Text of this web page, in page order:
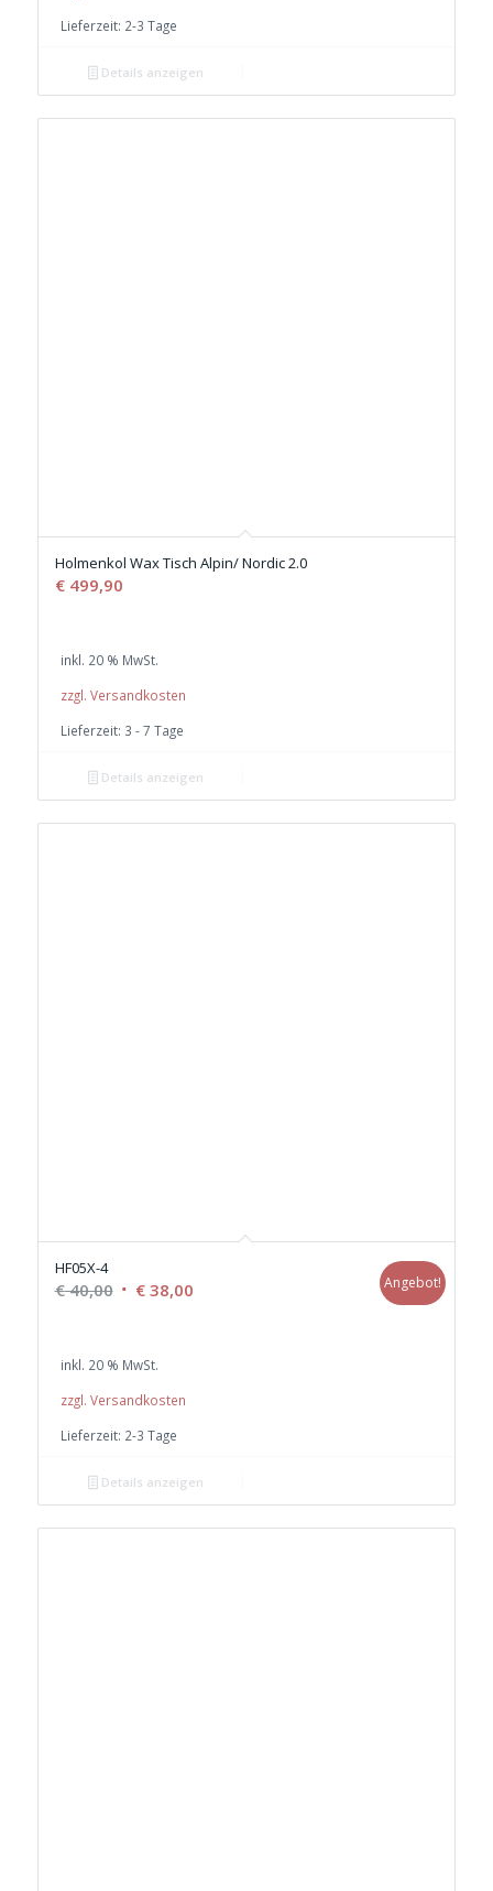
Lieferzeit: 2-3 Tage
Details anzeigen
Holmenkol Wax Tisch Alpin/ Nordic 2.0
€499,90
inkl. 20 % MwSt.
zzgl. Versandkosten
Lieferzeit: 3 - 7 Tage
Details anzeigen
HF05X-4
€40,00 Ursprünglicher
€ 40,00
€38,00Aktueller
Angebot!
inkl. 20 % MwSt.
zzgl. Versandkosten
Lieferzeit: 2-3 Tage
Details anzeigen